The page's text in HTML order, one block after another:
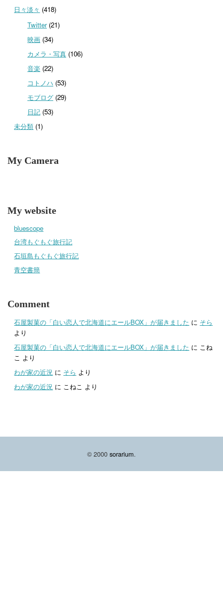
日々淡々 (418)
Twitter(21)
映画(34)
カメラ・写真(106)
音楽 (22)
コトノハ (53)
モブログ(29)
日記(53)
未分類 (1)
My Camera
My website
bluescope
台湾もぐもぐ旅行記
石垣島もぐもぐ旅行記
青空書簡
Comment
石屋製菓の「白い恋人で北海道にエールBOX」が届きました に そら
より
石屋製菓の「白い恋人で北海道にエールBOX」が届きました に こね
こ より
わが家の近況 に そら より
わが家の近況 に こねこ より
© 2000 sorarium.